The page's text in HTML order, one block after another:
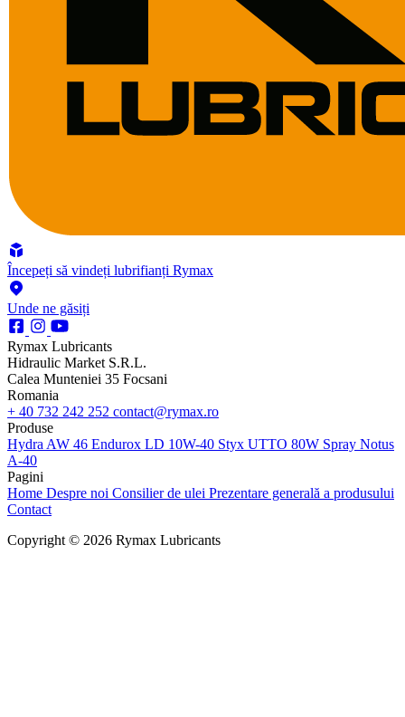
Începeți să vindeți lubrifianți Rymax
Unde ne găsiți
Rymax Lubricants
Hidraulic Market S.R.L.
Calea Munteniei 35 Focsani
Romania
+ 40 732 242 252 contact@rymax.ro
Produse
Hydra AW 46 Endurox LD 10W-40 Styx UTTO 80W Spray Notus
A-40
Pagini
Home Despre noi Consilier de ulei Prezentare generală a produsului
Contact
Copyright © 2026 Rymax Lubricants